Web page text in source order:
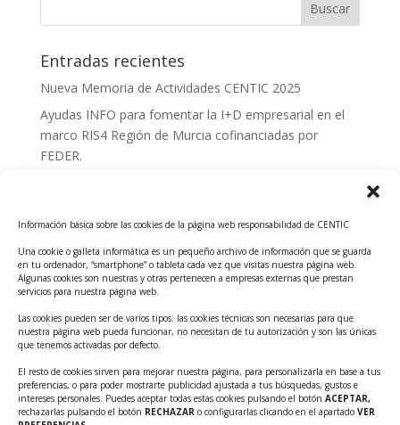
Información básica sobre las cookies de la página web responsabilidad de CENTIC
Una cookie o galleta informática es un pequeño archivo de información que se guarda
en tu ordenador, “smartphone” o tableta cada vez que visitas nuestra página web.
Algunas cookies son nuestras y otras pertenecen a empresas externas que prestan
servicios para nuestra página web.
Las cookies pueden ser de varios tipos: las cookies técnicas son necesarias para que
nuestra página web pueda funcionar, no necesitan de tu autorización y son las únicas
que tenemos activadas por defecto.
El resto de cookies sirven para mejorar nuestra página, para personalizarla en base a tus
preferencias, o para poder mostrarte publicidad ajustada a tus búsquedas, gustos e
intereses personales. Puedes aceptar todas estas cookies pulsando el botón ACEPTAR,
rechazarlas pulsando el botón RECHAZAR o configurarlas clicando en el apartado VER
Entradas recientes
Nueva Memoria de Actividades CENTIC 2025
Ayudas INFO para fomentar la I+D empresarial en el
marco RIS4 Región de Murcia cofinanciadas por
FEDER.
Tecnológicos 2ª ed.
Ayudas INFO para el apoyo a las empresas
innovadoras con potencial tecnológico y escalables
Convocatoria Cheque de Innovación. Ayudas INFO
para la contratación de servicios de Innovación y
Competitividad
Cheque Inversión del INFO. Ayudas para la
contratación de servicios de Innovación y
Competitividad para apoyar rondas de financiación.